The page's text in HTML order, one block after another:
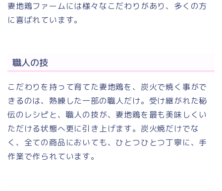
妻地鶏ファームには様々なこだわりがあり、多くの方
に喜ばれています。
職人の技
こだわりを持って育てた妻地鶏を、炭火で焼く事がで
きるのは、熟練した一部の職人だけ。受け継がれた秘
伝のレシピと、職人の技が、妻地鶏を最も美味しくい
ただける状態へ更に引き上げます。炭火焼だけでな
く、全ての商品においても、ひとつひとつ丁寧に、手
作業で作られています。